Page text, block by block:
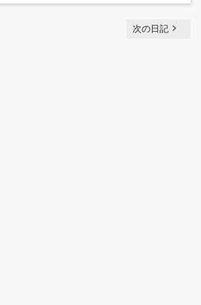
次の日記 navigate_next